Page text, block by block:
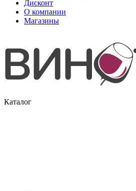
Дисконт
О компании
Магазины
Каталог